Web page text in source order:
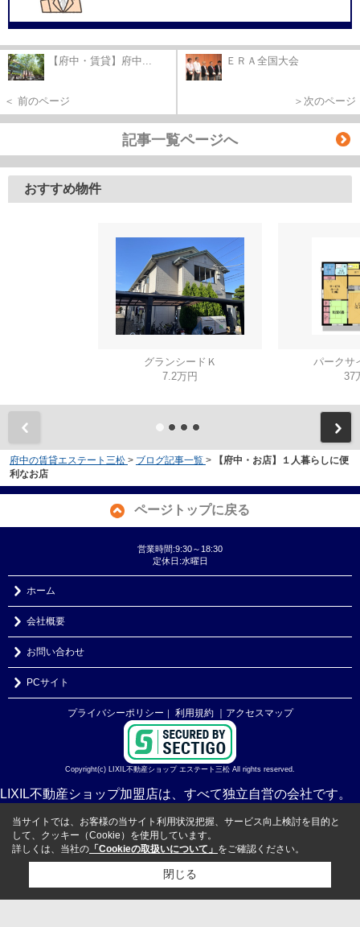
【府中・賃貸】府中...
＜ 前のページ
ＥＲＡ全国大会
＞次のページ
記事一覧ページへ
おすすめ物件
グランシードＫ
7.2万円
パークサ
37
府中の賃貸エステート三松 > ブログ記事一覧 >
【府中・お店】１人暮らしに便
利なお店
ページトップに戻る
営業時間:9:30～18:30
定休日:水曜日
ホーム
会社概要
お問い合わせ
PCサイト
プライバシーポリシー 利用規約 ｜アクセスマップ
Copyright(c) LIXIL不動産ショップ エステート三松 All rights reserved.
LIXIL不動産ショップ加盟店は、すべて独立自営の会社です。
当サイトでは、お客様の当サイト利用状況把握、サービス向上検討を目的と
して、クッキー（Cookie）を使用しています。
詳しくは、当社の 「Cookieの取扱いについて」 をご確認ください。
閉じる